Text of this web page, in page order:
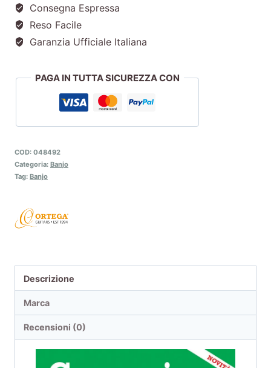
Consegna Espressa
Reso Facile
Garanzia Ufficiale Italiana
PAGA IN TUTTA SICUREZZA CON
COD: 048492
Categoria: Banjo
Tag: Banjo
Descrizione
Marca
Recensioni (0)